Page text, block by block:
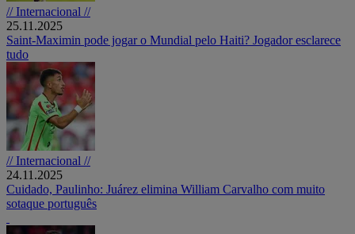
// Internacional //
25.11.2025
Saint-Maximin pode jogar o Mundial pelo Haiti? Jogador esclarece
tudo
// Internacional //
24.11.2025
Cuidado, Paulinho: Juárez elimina William Carvalho com muito
sotaque português